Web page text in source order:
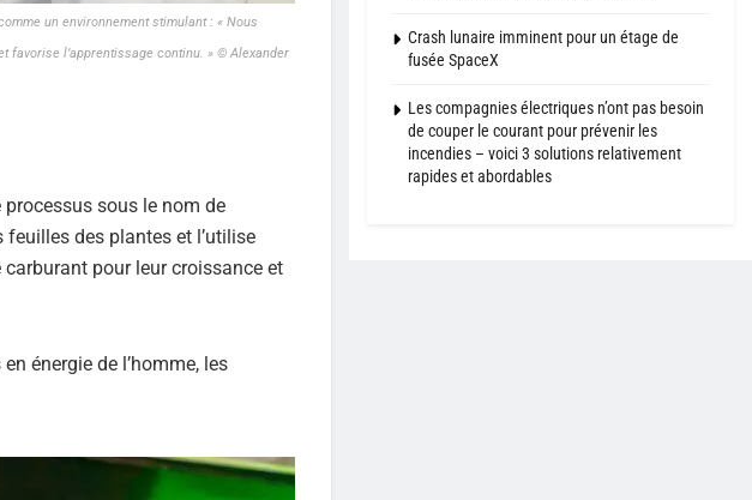
un environnement stimulant : « Nous
favorise l’apprentissage continu. » © Alexander
sous le nom de
des plantes et l’utilise
pour leur croissance et
énergie de l’homme, les
Crash lunaire imminent pour un étage de
fusée SpaceX
Les compagnies électriques n’ont pas besoin
de couper le courant pour prévenir les
incendies – voici 3 solutions relativement
rapides et abordables